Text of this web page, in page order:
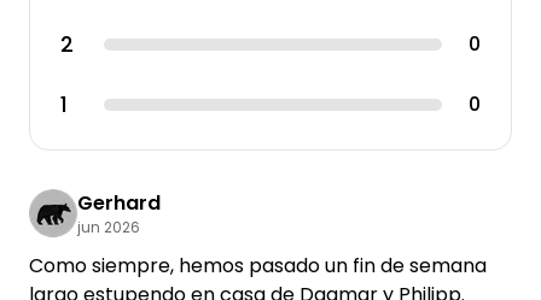
2 0
1 0
Gerhard
jun 2026
Como siempre, hemos pasado un fin de semana